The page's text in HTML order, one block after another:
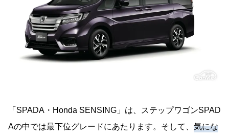
「SPADA・Honda SENSING」は、ステップワゴンSPAD
Aの中では最下位グレードにあたります。そして、 気にな